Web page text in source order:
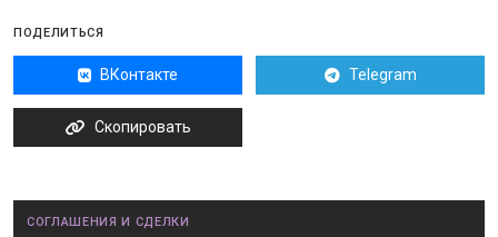
ПОДЕЛИТЬСЯ
ВКонтакте Telegram
Скопировать
СОГЛАШЕНИЯ И СДЕЛКИ